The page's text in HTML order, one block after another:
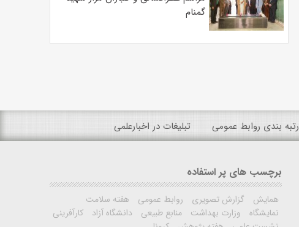
گمنام
رتبه بندی روابط عمومی تبلیغات در اخبارعلمی
برچسب های پر استفاده
همایش گزارش تصویری روابط عمومی
هفته سلامت
نمایشگاه
وزارت بهداشت منابع طبیعی دانشگاه آزاد
کارآفرینی